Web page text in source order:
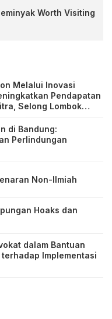
Worth Visiting
Melalui Inovasi
Pendapatan
Selong Lombok
di Bandung:
Perlindungan
Non-Ilmiah
Hoaks dan
dalam Bantuan
Implementasi